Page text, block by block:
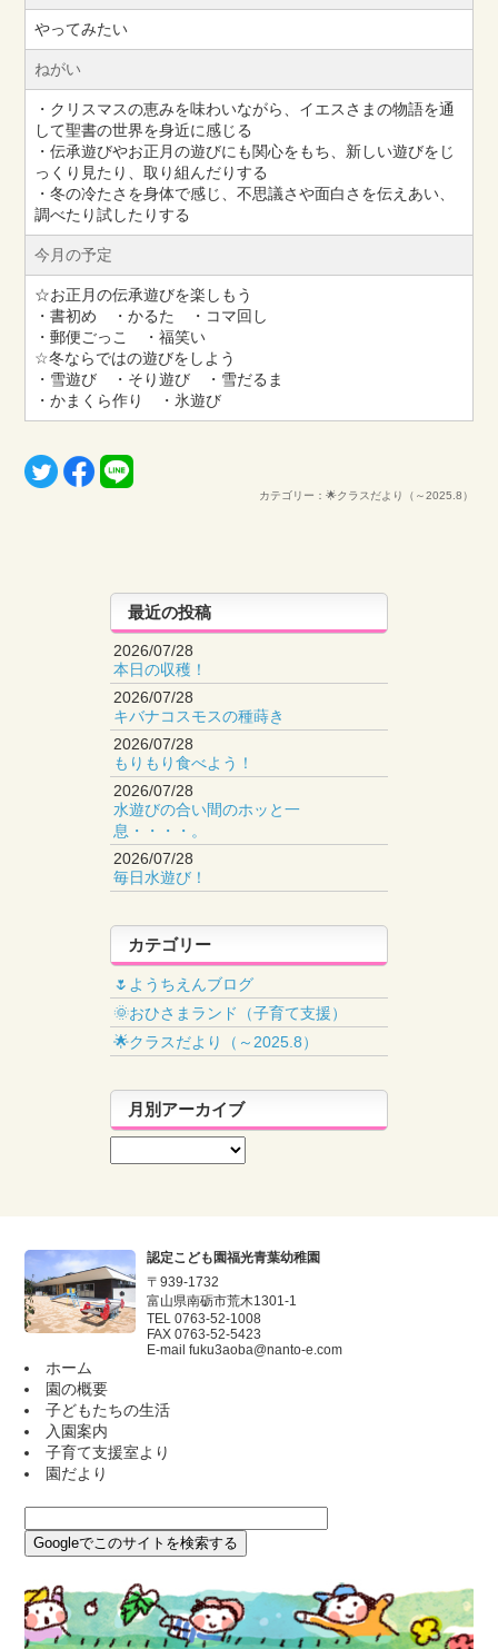
やってみたい
ねがい
・クリスマスの恵みを味わいながら、イエスさまの物語を通
して聖書の世界を身近に感じる
・伝承遊びやお正月の遊びにも関心をもち、新しい遊びをじ
っくり見たり、取り組んだりする
・冬の冷たさを身体で感じ、不思議さや面白さを伝えあい、
調べたり試したりする
今月の予定
☆お正月の伝承遊びを楽しもう
・書初め ・かるた ・コマ回し
・郵便ごっこ ・福笑い
☆冬ならではの遊びをしよう
・雪遊び ・そり遊び ・雪だるま
・かまくら作り ・氷遊び
カテゴリー：🌟クラスだより（～2025.8）
最近の投稿
2026/07/28
本日の収穫！
2026/07/28
キバナコスモスの種蒔き
2026/07/28
もりもり食べよう！
2026/07/28
水遊びの合い間のホッと一
息・・・・。
2026/07/28
毎日水遊び！
カテゴリー
🌷ようちえんブログ
🌞おひさまランド（子育て支援）
🌟クラスだより（～2025.8）
月別アーカイブ
認定こども園福光青葉幼稚園
〒939-1732
富山県南砺市荒木1301-1
TEL 0763-52-1008
FAX 0763-52-5423
E-mail fuku3aoba@nanto-e.com
ホーム
園の概要
子どもたちの生活
入園案内
子育て支援室より
園だより